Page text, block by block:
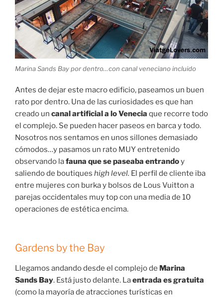
Marina Sands Bay por dentro…con canal veneciano incluido
Antes de dejar este macro edificio, paseamos un buen
rato por dentro. Una de las curiosidades es que han
creado un canal artificial a lo Venecia que recorre todo
el complejo. Se pueden hacer paseos en barca y todo.
Nosotros nos sentamos en unos sillones demasiado
cómodos…y pasamos un rato MUY entretenido
observando lafauna que se paseaba entrandoy
saliendo de boutiques high level. El perfil de cliente iba
entre mujeres con burka y bolsos de Lous Vuitton a
parejas occidentales muy top con una media de 10
operaciones de estética encima.
Gardens by the Bay
Llegamos andando desde el complejo de Marina
Sands Bay. Está justo delante. Laentrada es gratuita
(como la mayoría de atracciones turísticas en